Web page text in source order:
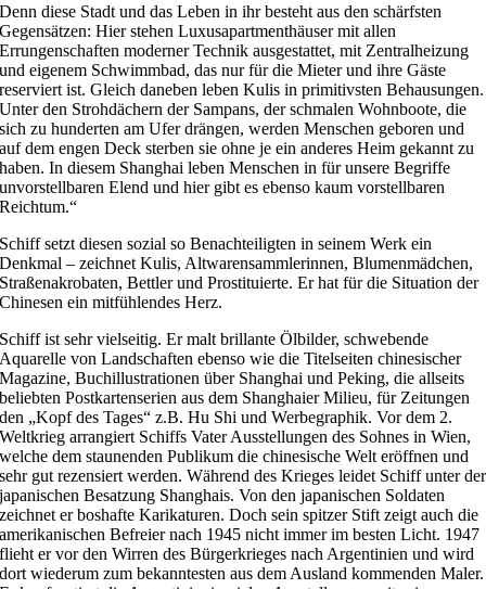
Denn diese Stadt und das Leben in ihr besteht aus den schärfsten
Gegensätzen: Hier stehen Luxusapartmenthäuser mit allen
Errungenschaften moderner Technik ausgestattet, mit Zentralheizung
und eigenem Schwimmbad, das nur für die Mieter und ihre Gäste
reserviert ist. Gleich daneben leben Kulis in primitivsten Behausungen.
Unter den Strohdächern der Sampans, der schmalen Wohnboote, die
sich zu hunderten am Ufer drängen, werden Menschen geboren und
auf dem engen Deck sterben sie ohne je ein anderes Heim gekannt zu
haben. In diesem Shanghai leben Menschen in für unsere Begriffe
unvorstellbaren Elend und hier gibt es ebenso kaum vorstellbaren
Reichtum.“
Schiff setzt diesen sozial so Benachteiligten in seinem Werk ein
Denkmal – zeichnet Kulis, Altwarensammlerinnen, Blumenmädchen,
Straßenakrobaten, Bettler und Prostituierte. Er hat für die Situation der
Chinesen ein mitfühlendes Herz.
Schiff ist sehr vielseitig. Er malt brillante Ölbilder, schwebende
Aquarelle von Landschaften ebenso wie die Titelseiten chinesischer
Magazine, Buchillustrationen über Shanghai und Peking, die allseits
beliebten Postkartenserien aus dem Shanghaier Milieu, für Zeitungen
den „Kopf des Tages“ z.B. Hu Shi und Werbegraphik. Vor dem 2.
Weltkrieg arrangiert Schiffs Vater Ausstellungen des Sohnes in Wien,
welche dem staunenden Publikum die chinesische Welt eröffnen und
sehr gut rezensiert werden. Während des Krieges leidet Schiff unter der
japanischen Besatzung Shanghais. Von den japanischen Soldaten
zeichnet er boshafte Karikaturen. Doch sein spitzer Stift zeigt auch die
amerikanischen Befreier nach 1945 nicht immer im besten Licht. 1947
flieht er vor den Wirren des Bürgerkrieges nach Argentinien und wird
dort wiederum zum bekanntesten aus dem Ausland kommenden Maler.